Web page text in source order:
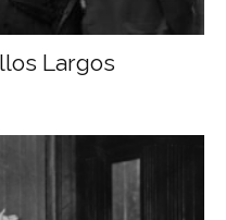
Largos